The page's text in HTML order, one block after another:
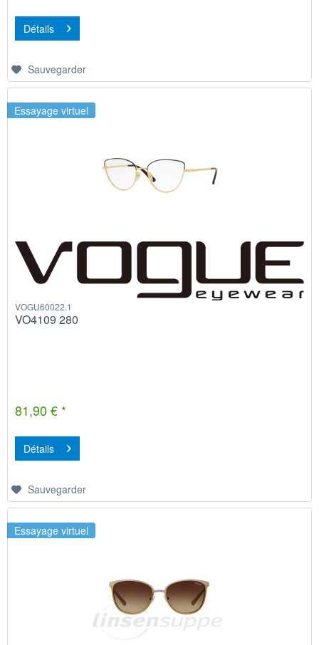
Détails
Sauvegarder
Essayage virtuel
VOGU60022.1
VO4109 280
81,90 € *
Détails
Sauvegarder
Essayage virtuel